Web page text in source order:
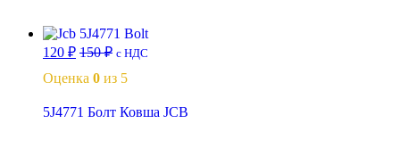
120 ₽ 150₽ с НДС
Оценка 0 из 5
5J4771 Болт Ковша JCB